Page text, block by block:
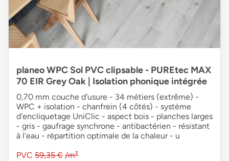
planeo WPC Sol PVC clipsable - PUREtec MAX
70 EIR Grey Oak | Isolation phonique intégrée
0,70 mm couche d'usure - 34 métiers (extrême) -
WPC + isolation - chanfrein (4 côtés) - système
d'encliquetage UniClic - aspect bois - planches larges
- gris - gaufrage synchrone - antibactérien - résistant
à l'eau - répartition optimale de la chaleur - u
PVC 59,35 € /m²